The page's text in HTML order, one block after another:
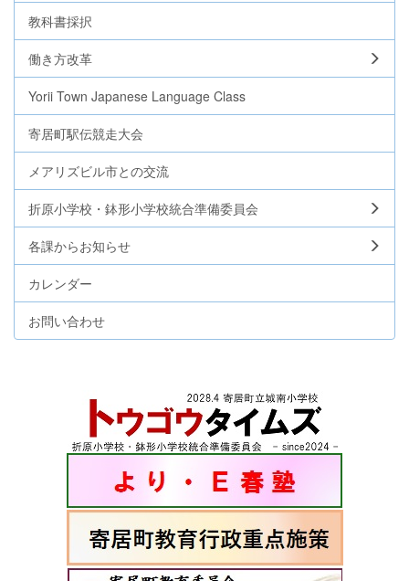
教科書採択
働き方改革
Yorii Town Japanese Language Class
寄居町駅伝競走大会
メアリズビル市との交流
折原小学校・鉢形小学校統合準備委員会
各課からお知らせ
カレンダー
お問い合わせ